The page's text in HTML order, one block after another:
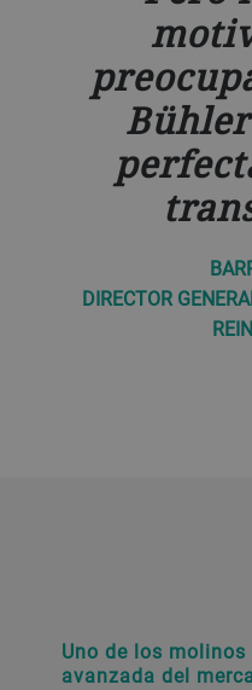
DIRECTOR
Uno de los
avanzada del